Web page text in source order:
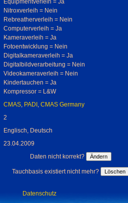
Equipmentverleih = Ja
Nitroxverleih = Nein
Rebreatherverleih = Nein
Computerverleih = Ja
Kameraverleih = Ja
Fotoentwicklung = Nein
Digitalkameraverleih = Ja
Digitalbildverarbeitung = Nein
Videokameraverleih = Nein
Kindertauchen = Ja
Kompressor = L&W
CMAS, PADI , CMAS Germany
2
Englisch, Deutsch
23.04.2009
Daten nicht korrekt?
Tauchbasis existiert nicht mehr?
Datenschutz